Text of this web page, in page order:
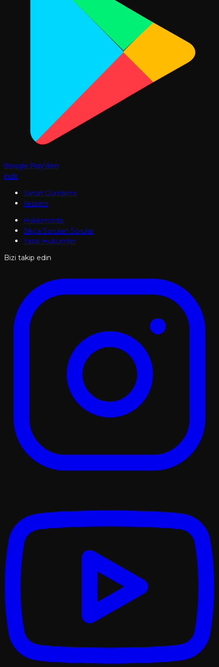
Google Play'den
İndir
Sanat Gündemi
İletişim
Hakkımızda
Sıkça Sorulan Sorular
Yasal Hükümler
Bizi takip edin